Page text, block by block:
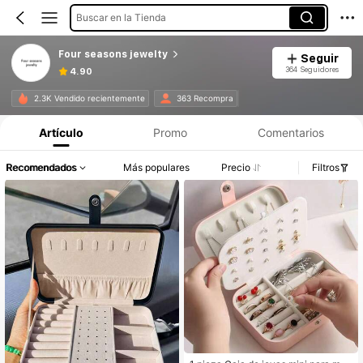
Buscar en la Tienda
Four seasons jewelty
4.90
Seguir
364 Seguidores
2.3K Vendido recientemente 363 Recompra
Artículo Promo Comentarios
Recomendados Más populares Precio Filtros